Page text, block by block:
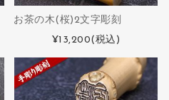
お茶の木(桜)2文字彫刻
¥13,200(税込)